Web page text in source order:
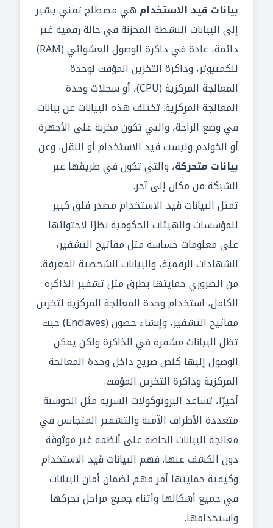
بيانات قيد الاستخدام هي مصطلح تقني يشير
إلى البيانات النشطة المخزنة في حالة رقمية غير
دائمة، عادة في ذاكرة الوصول العشوائي (RAM)
للكمبيوتر، وذاكرة التخزين المؤقت لوحدة
المعالجة المركزية (CPU)، أو سجلات وحدة
المعالجة المركزية. تختلف هذه البيانات عنبيانات
في وضع الراحة، والتي تكون مخزنة على الأجهزة
أو الخوادم وليست قيد الاستخدام أو النقل، وعن
بيانات متحركة، والتي تكون في طريقها عبر
الشبكة من مكان إلى آخر.
تمثل البيانات قيد الاستخدام مصدر قلق كبير
للمؤسسات والهيئات الحكومية نظرًا لاحتوائها
على معلومات حساسة مثل مفاتيح التشفير،
الشهادات الرقمية، والبيانات الشخصية المعرفة.
من الضروري حمايتها بطرق مثل تشفير الذاكرة
الكامل، استخدام وحدة المعالجة المركزية لتخزين
مفاتيح التشفير، وإنشاء حصون (Enclaves) حيث
تظل البيانات مشفرة في الذاكرة ولكن يمكن
الوصول إليها كنص صريح داخل وحدة المعالجة
المركزية وذاكرة التخزين المؤقت.
أخيرًا، تساعد البروتوكولات السرية مثل الحوسبة
متعددة الأطراف الآمنة والتشفير المتجانس في
معالجة البيانات الخاصة على أنظمة غير موثوقة
دون الكشف عنها. فهم البيانات قيد الاستخدام
وكيفية حمايتها أمر مهم لضمان أمان البيانات
في جميع أشكالها وأثناء جميع مراحل تحركها
واستخدامها.